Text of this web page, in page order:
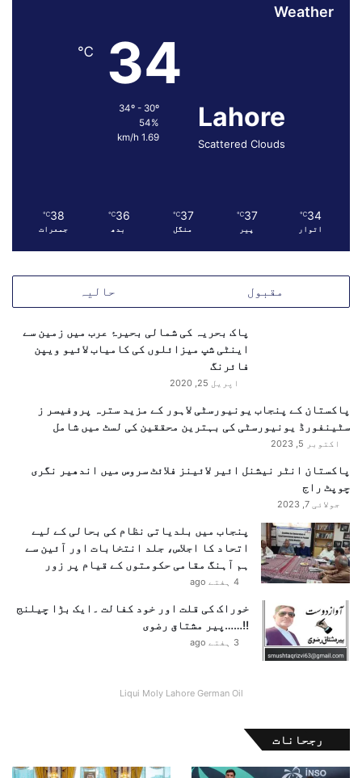
Weather
Lahore
Scattered Clouds
34
℃
34º - 30º
54%
1.69 km/h
34
℃
اتوار
37
℃
پیر
37
℃
منگل
36
℃
بدھ
38
℃
جمعرات
مقبول حالیہ
پاک بحریہ کی شمالی بحیرۂ عرب میں زمین سے
اینٹی شپ میزائلوں کی کامیاب لائیو ویپن
فائرنگ
اپریل 25, 2020
پاکستان کے پنجاب یونیورسٹی لاہور کے مزید سترہ پروفیسر ز
سٹینفورڈ یونیورسٹی کی بہترین محققین کی لسٹ میں شامل
اکتوبر 5, 2023
پاکستان انٹر نیشنل ائیر لائینز فلائٹ سروس میں اندھیر نگری
چوپٹ راج
جولائی 7, 2023
پنجاب میں بلدیاتی نظام کی بحالی کے لیے
اتحاد کا اجلاس، جلد انتخابات اور آئین سے
ہم آہنگ مقامی حکومتوں کے قیام پر زور
4 ہفتے ago
خوراک کی قلت اور خود کفالت ۔ایک بڑا چیلنج
!!……پیر مشتاق رضوی
3 ہفتے ago
Liqui Moly Lahore German Oil
رجحانات